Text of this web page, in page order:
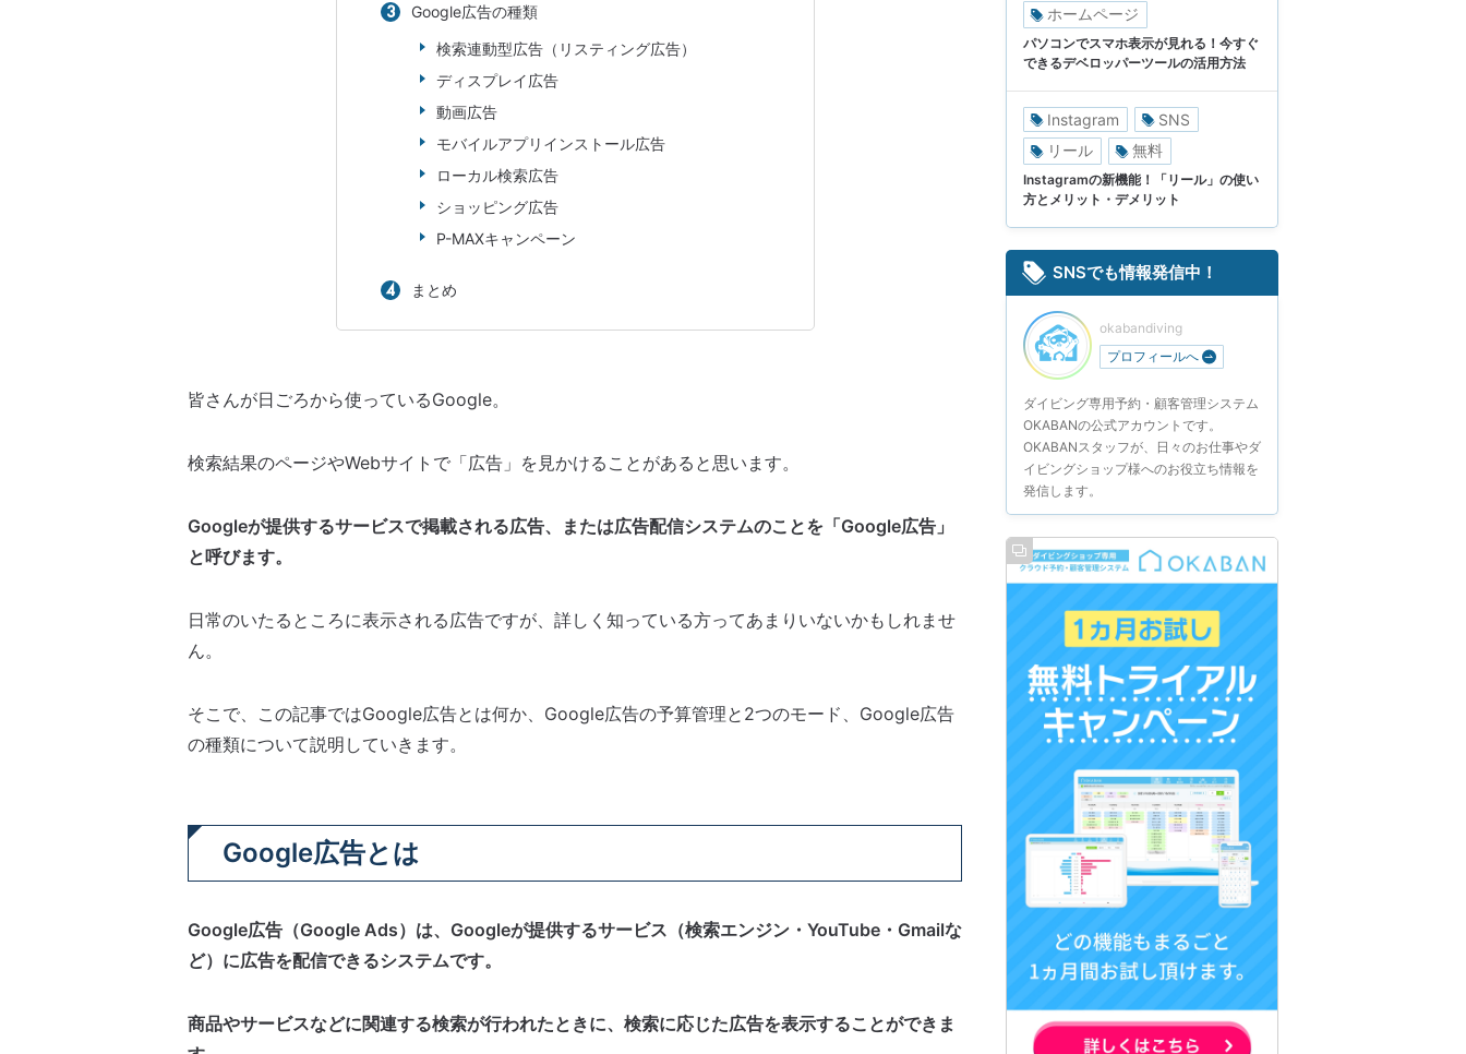
Google広告の種類
検索連動型広告（リスティング広告）
ディスプレイ広告
動画広告
モバイルアプリインストール広告
ローカル検索広告
ショッピング広告
P-MAXキャンペーン
まとめ
皆さんが日ごろから使っているGoogle。
検索結果のページやWebサイトで「広告」を見かけることがあると思います。
Googleが提供するサービスで掲載される広告、または広告配信システムのことを「Google広告」
と呼びます。
日常のいたるところに表示される広告ですが、詳しく知っている方ってあまりいないかもしれませ
ん。
そこで、この記事ではGoogle広告とは何か、Google広告の予算管理と2つのモード、Google広告
の種類について説明していきます。
Google広告とは
Google広告（Google Ads）は、Googleが提供するサービス（検索エンジン・YouTube・Gmailな
ど）に広告を配信できるシステムです。
商品やサービスなどに関連する検索が行われたときに、検索に応じた広告を表示することができま
ホームページ
パソコンでスマホ表示が見れる！今すぐ
できるデベロッパーツールの活用方法
Instagram
SNS
リール
無料
Instagramの新機能！「リール」の使い
方とメリット・デメリット
SNSでも情報発信中！
okabandiving
プロフィールへ
ダイビング専用予約・顧客管理システム
OKABANの公式アカウントです。
OKABANスタッフが、日々のお仕事やダ
イビングショップ様へのお役立ち情報を
発信します。